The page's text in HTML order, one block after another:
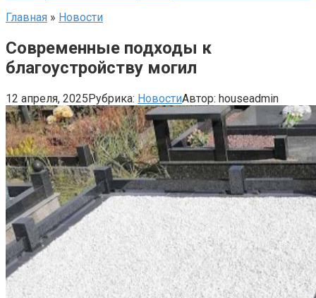
Главная » Новости
Современные подходы к
благоустройству могил
12 апреля, 2025Рубрика: НовостиАвтор: houseadmin